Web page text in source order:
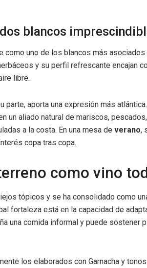
blancos
como uno de los blancos más
y su perfil refrescante encajan
libre.
parte, aporta una expresión más
un aliado natural de mariscos,
a la costa. En una mesa de verano,
copa tras copa.
como vino
tópicos y se ha consolidado como
fortaleza está en la capacidad de
una comida informal y puede sostener
los elaborados con Garnacha y